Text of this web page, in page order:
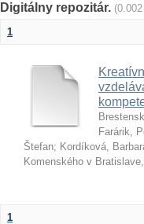
Digitálny repozitár.
1
Farárik,
Štefan; Kordíková,
Komenského v Bratislave,
1